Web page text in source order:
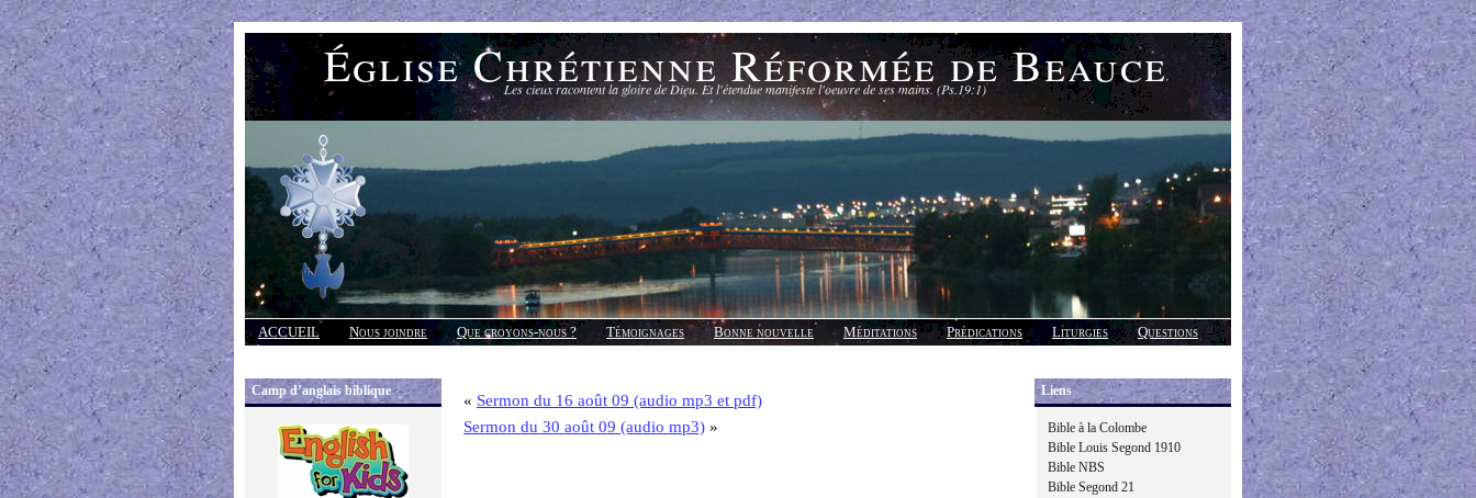
Église Chrétienne Réformée de Beauce
Les cieux racontent la gloire de Dieu. Et l'étendue manifeste l'oeuvre de ses mains. (Ps.19:1)
ACCUEIL Nous joindre Que croyons-nous ? Témoignages Bonne nouvelle Méditations Prédications Liturgies
Questions
Réponses
Camp d’anglais biblique
« Sermon du 16 août 09 (audio mp3 et pdf)
Sermon du 30 août 09 (audio mp3) »
Liens
Bible à la Colombe
Bible Louis Segond 1910
Bible NBS
Bible Segond 21